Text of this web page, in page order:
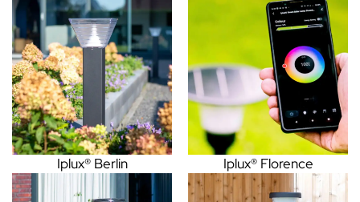
Iplux® Berlin Iplux® Florence